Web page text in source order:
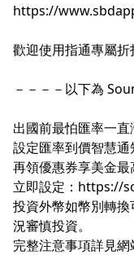
https://
歡迎使用指通專屬
－－－－以下為
出國前最怕匯率一
設定匯率到價智慧
再領優惠券享美金
立即設定： https://
投資外幣如幣別轉
況審慎投資。
完整注意事項詳見網